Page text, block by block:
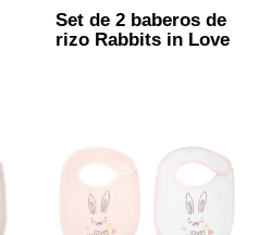
Set de 2 baberos de
rizo Rabbits in Love